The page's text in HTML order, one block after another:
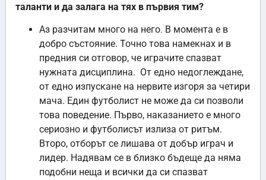
таланти и да залага на тях в първия тим?
Аз разчитам много на него. В момента е в
добро състояние. Точно това намекнах и в
предния си отговор, че играчите спазват
нужната дисциплина. От едно недоглеждане,
от едно изпускане на нервите изгоря за четири
мача. Един футболист не може да си позволи
това поведение. Първо, наказанието е много
сериозно и футболисът излиза от ритъм.
Второ, отборът се лишава от добър играч и
лидер. Надявам се в близко бъдеще да няма
подобни неща и всички да си спазват